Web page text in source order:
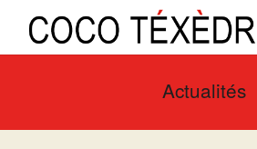
Actualités